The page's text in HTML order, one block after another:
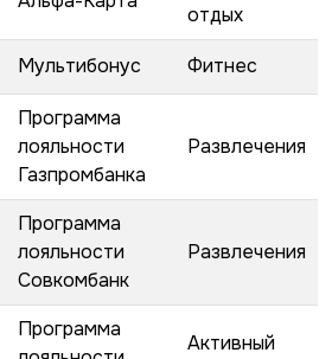
отдых
Мультибонус Фитнес
Программа
лояльности
Газпромбанка
Развлечения
Программа
лояльности
Совкомбанк
Развлечения
Программа
Активный